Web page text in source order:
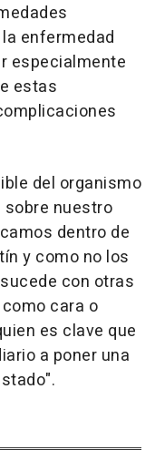
enfermedad
especialmente
estas
del organismo
nuestro
dentro de
y como no los
con otras
cara o
es clave que
a poner una